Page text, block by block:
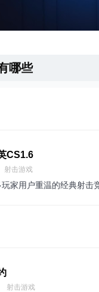
哪些
CS1.6
射击游戏
家用户重温的经典射击
射击游戏